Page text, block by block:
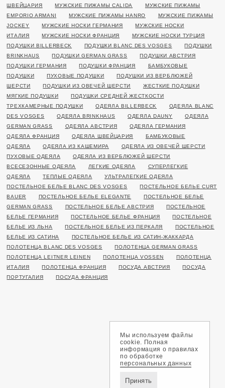
ШВЕЙЦАРИЯ
МУЖСКИЕ ПИЖАМЫ CALIDA
МУЖСКИЕ ПИЖАМЫ
EMPORIO ARMANI
МУЖСКИЕ ПИЖАМЫ HANRO
МУЖСКИЕ ПИЖАМЫ
JOCKEY
МУЖСКИЕ НОСКИ ГЕРМАНИЯ
МУЖСКИЕ НОСКИ
ИТАЛИЯ
МУЖСКИЕ НОСКИ ФРАНЦИЯ
МУЖСКИЕ НОСКИ ТУРЦИЯ
ПОДУШКИ BILLERBECK
ПОДУШКИ BLANC DES VOSGES
ПОДУШКИ
BRINKHAUS
ПОДУШКИ GERMAN GRASS
ПОДУШКИ АВСТРИЯ
ПОДУШКИ ГЕРМАНИЯ
ПОДУШКИ ФРАНЦИЯ
БАМБУКОВЫЕ
ПОДУШКИ
ПУХОВЫЕ ПОДУШКИ
ПОДУШКИ ИЗ ВЕРБЛЮЖЕЙ
ШЕРСТИ
ПОДУШКИ ИЗ ОВЕЧЕЙ ШЕРСТИ
ЖЕСТКИЕ ПОДУШКИ
МЯГКИЕ ПОДУШКИ
ПОДУШКИ СРЕДНЕЙ ЖЕСТКОСТИ
ТРЕХКАМЕРНЫЕ ПОДУШКИ
ОДЕЯЛА BILLERBECK
ОДЕЯЛА BLANC
DES VOSGES
ОДЕЯЛА BRINKHAUS ОДЕЯЛА DAUNY
ОДЕЯЛА
GERMAN GRASS
ОДЕЯЛА АВСТРИЯ
ОДЕЯЛА ГЕРМАНИЯ
ОДЕЯЛА ФРАНЦИЯ
ОДЕЯЛА ШВЕЙЦАРИЯ
БАМБУКОВЫЕ
ОДЕЯЛА
ОДЕЯЛА ИЗ КАШЕМИРА
ОДЕЯЛА ИЗ ОВЕЧЕЙ ШЕРСТИ
ПУХОВЫЕ ОДЕЯЛА
ОДЕЯЛА ИЗ ВЕРБЛЮЖЕЙ ШЕРСТИ
ВСЕСЕЗОННЫЕ ОДЕЯЛА
ЛЕГКИЕ ОДЕЯЛА
СУПЕРЛЕГКИЕ
ОДЕЯЛА
ТЕПЛЫЕ ОДЕЯЛА
УЛЬТРАЛЕГКИЕ ОДЕЯЛА
ПОСТЕЛЬНОЕ БЕЛЬЕ BLANC DES VOSGES
ПОСТЕЛЬНОЕ БЕЛЬЕ CURT
BAUER
ПОСТЕЛЬНОЕ БЕЛЬЕ ELEGANTE
ПОСТЕЛЬНОЕ БЕЛЬЕ
GERMAN GRASS
ПОСТЕЛЬНОЕ БЕЛЬЕ АВСТРИЯ
ПОСТЕЛЬНОЕ
БЕЛЬЕ ГЕРМАНИЯ
ПОСТЕЛЬНОЕ БЕЛЬЕ ФРАНЦИЯ
ПОСТЕЛЬНОЕ
БЕЛЬЕ ИЗ ЛЬНА
ПОСТЕЛЬНОЕ БЕЛЬЕ ИЗ ПЕРКАЛЯ
ПОСТЕЛЬНОЕ
БЕЛЬЕ ИЗ САТИНА
ПОСТЕЛЬНОЕ БЕЛЬЕ ИЗ САТИН-ЖАККАРДА
ПОЛОТЕНЦА BLANC DES VOSGES
ПОЛОТЕНЦА GERMAN GRASS
ПОЛОТЕНЦА LEITNER LEINEN
ПОЛОТЕНЦА VOSSEN
ПОЛОТЕНЦА
ИТАЛИЯ
ПОЛОТЕНЦА ФРАНЦИЯ ПОСУДА АВСТРИЯ
ПОСУДА
ПОРТУГАЛИЯ
ПОСУДА ФРАНЦИЯ
Мы используем файлы
cookie. Полная
информация о правилах
по обработке
персональных данных
Принять